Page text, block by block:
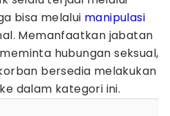
bisa melalui manipulasi
Memanfaatkan jabatan
hubungan seksual,
bersedia melakukan
dalam kategori ini.